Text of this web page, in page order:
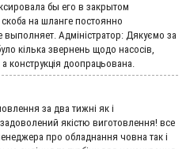
бы его в закрытом
на шланге постоянно
Адмiнiстратор: Дякуємо за
кілька звернень щодо насосів,
конструкція доопрацьована.
за два тижні як і
якістю виготовлення! все
про обладнання човна так і